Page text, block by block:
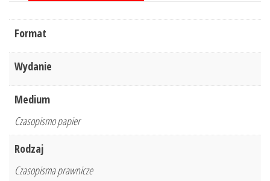
Format
Wydanie
Medium
Czasopismo papier
Rodzaj
Czasopisma prawnicze